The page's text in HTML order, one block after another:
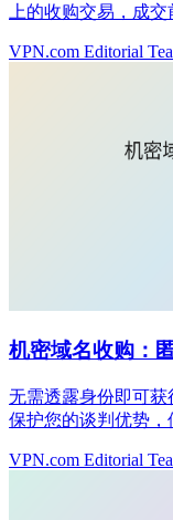
上的收购交易，成
VPN.com Editorial
机密域名收购：
无需透露身份即可获
保护您的谈判优势，
VPN.com Editorial